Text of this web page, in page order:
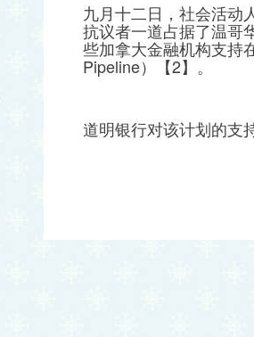
九月十二日，社会活动
抗议者一道占据了温哥
些加拿大金融机构支持
Pipeline）【2】。
道明银行对该计划的支